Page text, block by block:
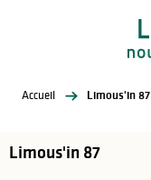
Accueil Limous'in 87
Limous'in 87